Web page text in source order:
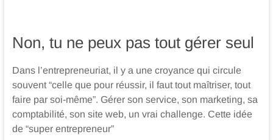
Non, tu ne peux pas tout gérer seul
Dans l’entrepreneuriat, il y a une croyance qui circule
souvent “celle que pour réussir, il faut tout maîtriser, tout
faire par soi-même”. Gérer son service, son marketing, sa
comptabilité, son site web, un vrai challenge. Cette idée
de “super entrepreneur”